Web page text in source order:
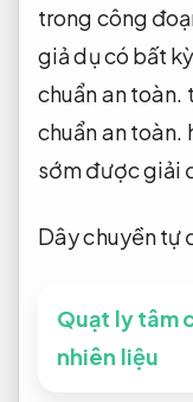
trong công
giả dụ có bất
chuẩn an toàn.
chuẩn an toàn.
sớm được giải
Dây chuyền tự
Quạt ly tâm
nhiên liệu